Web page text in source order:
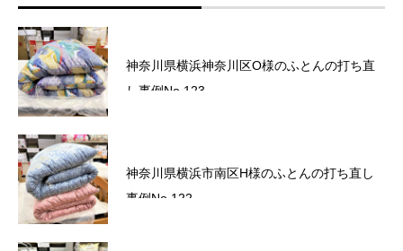
神奈川県横浜神奈川区O様のふとんの打ち直
し事例No.123
神奈川県横浜市南区H様のふとんの打ち直し
事例No.122
六角橋商店街プレミアム商品券完売いたしま
した。
六角橋商店街プレミアム商品券のお知らせ